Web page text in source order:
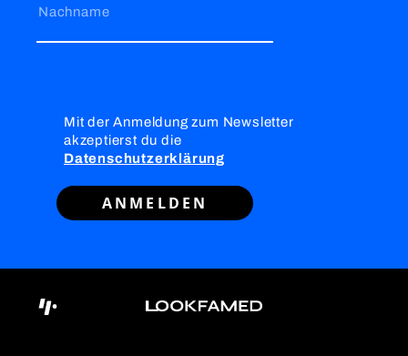
Nachname
Mit der Anmeldung zum Newsletter
akzeptierst du die
Datenschutzerklärung
ANMELDEN